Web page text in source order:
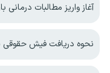
آغاز واریز مطالبات درمانی
نحوه دریافت فیش حقوقی